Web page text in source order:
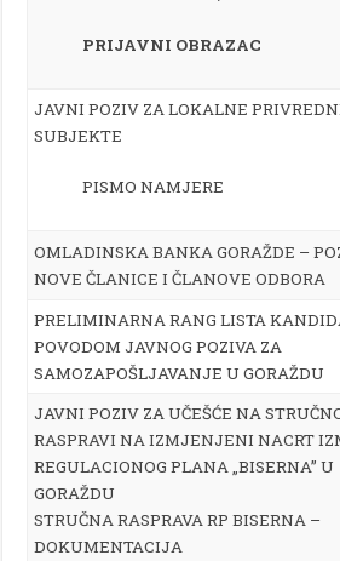
PRIJAVNI OBRAZAC
JAVNI POZIV ZA LOKALNE
SUBJEKTE
PISMO NAMJERE
OMLADINSKA BANKA GORAŽDE –
NOVE ČLANICE I ČLANOVE ODBORA
PRELIMINARNA RANG LISTA
POVODOM JAVNOG POZIVA ZA
SAMOZAPOŠLJAVANJE U GORAŽDU
JAVNI POZIV ZA UČEŠĆE NA
RASPRAVI NA IZMJENJENI NACRT
REGULACIONOG PLANA „BISERNA” U
GORAŽDU
STRUČNA RASPRAVA RP BISERNA –
DOKUMENTACIJA